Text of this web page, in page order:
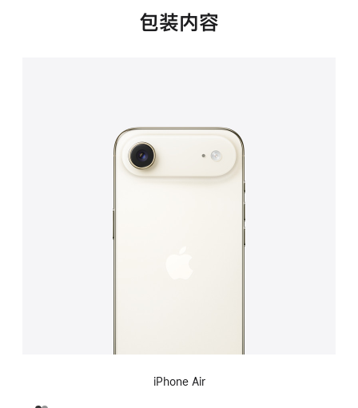
包装内容
iPhone Air